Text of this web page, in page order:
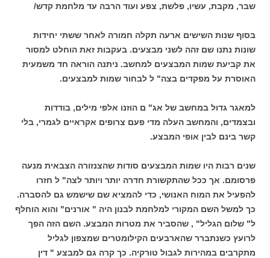
שבר, מקבת, עשיו, פלשת, צפע ועוד הרבה עד מלחמת קדש/
בסוף שנות השישים ארעה תקלה חמורה לאחר ששתי יחידות
שונות נתנו שם זהה לשני מבצעים. בעקבות זאת הוחלט למסור
את קביעת שמות המבצעים למחשב. ניתנה הוראה חד משמעית
האוסרת על מפקדים בצה" ל לבחור שמות למבצעים.
למאגר גדול במחשב של אג" ם הוזנו אלפי מילים, בודדות
ובצמדים, והמחשב העלה מדי פעם צרופים אקראיים לגמרי, בלי
קשר בינם לבין אופי המבצע.
שנים רבות היו שמות המבצעים סודות שהצנזורה הצבאית מנעה
פרסומם. אך ככל שהתקשורת חדרה יותר ויותר לצה" ל חזרו
להפעיל את המוח האנושי, כדי להמציא שם שישמש גם להסברה.
כך למשל השם המקורי למלחמת לבנון היה " אורנים" והוא הוחלף
ל" שלום הגליל" , שהסביר את מטרות המבצע. השם הזה הפך
לרועץ כשנתברר שהארבעים הקילומטרים שמצפון לגליל
מתקרבים במהירות לגבול טורקיה. כך קרה גם למבצע " דין